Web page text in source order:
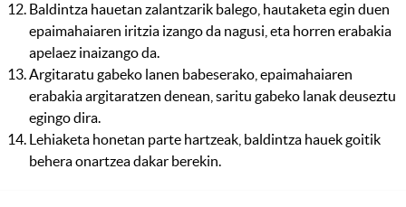
Baldintza hauetan zalantzarik balego, hautaketa egin duen
epaimahaiaren iritzia izango da nagusi, eta horren erabakia
apelaez inaizango da.
Argitaratu gabeko lanen babeserako, epaimahaiaren
erabakia argitaratzen denean, saritu gabeko lanak deuseztu
egingo dira.
Lehiaketa honetan parte hartzeak, baldintza hauek goitik
behera onartzea dakar berekin.